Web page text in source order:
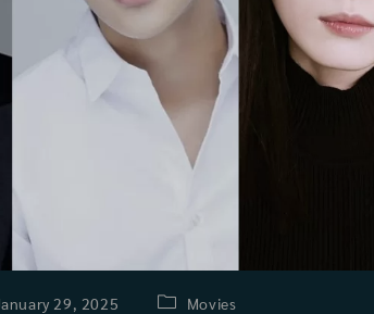
29, 2025
PostMovies